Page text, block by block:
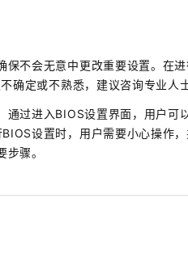
不会无意中更改重要设置。在
确定或不熟悉，建议咨询专业人
过进入BIOS设置界面，用户可
设置时，用户需要小心操作
骤。